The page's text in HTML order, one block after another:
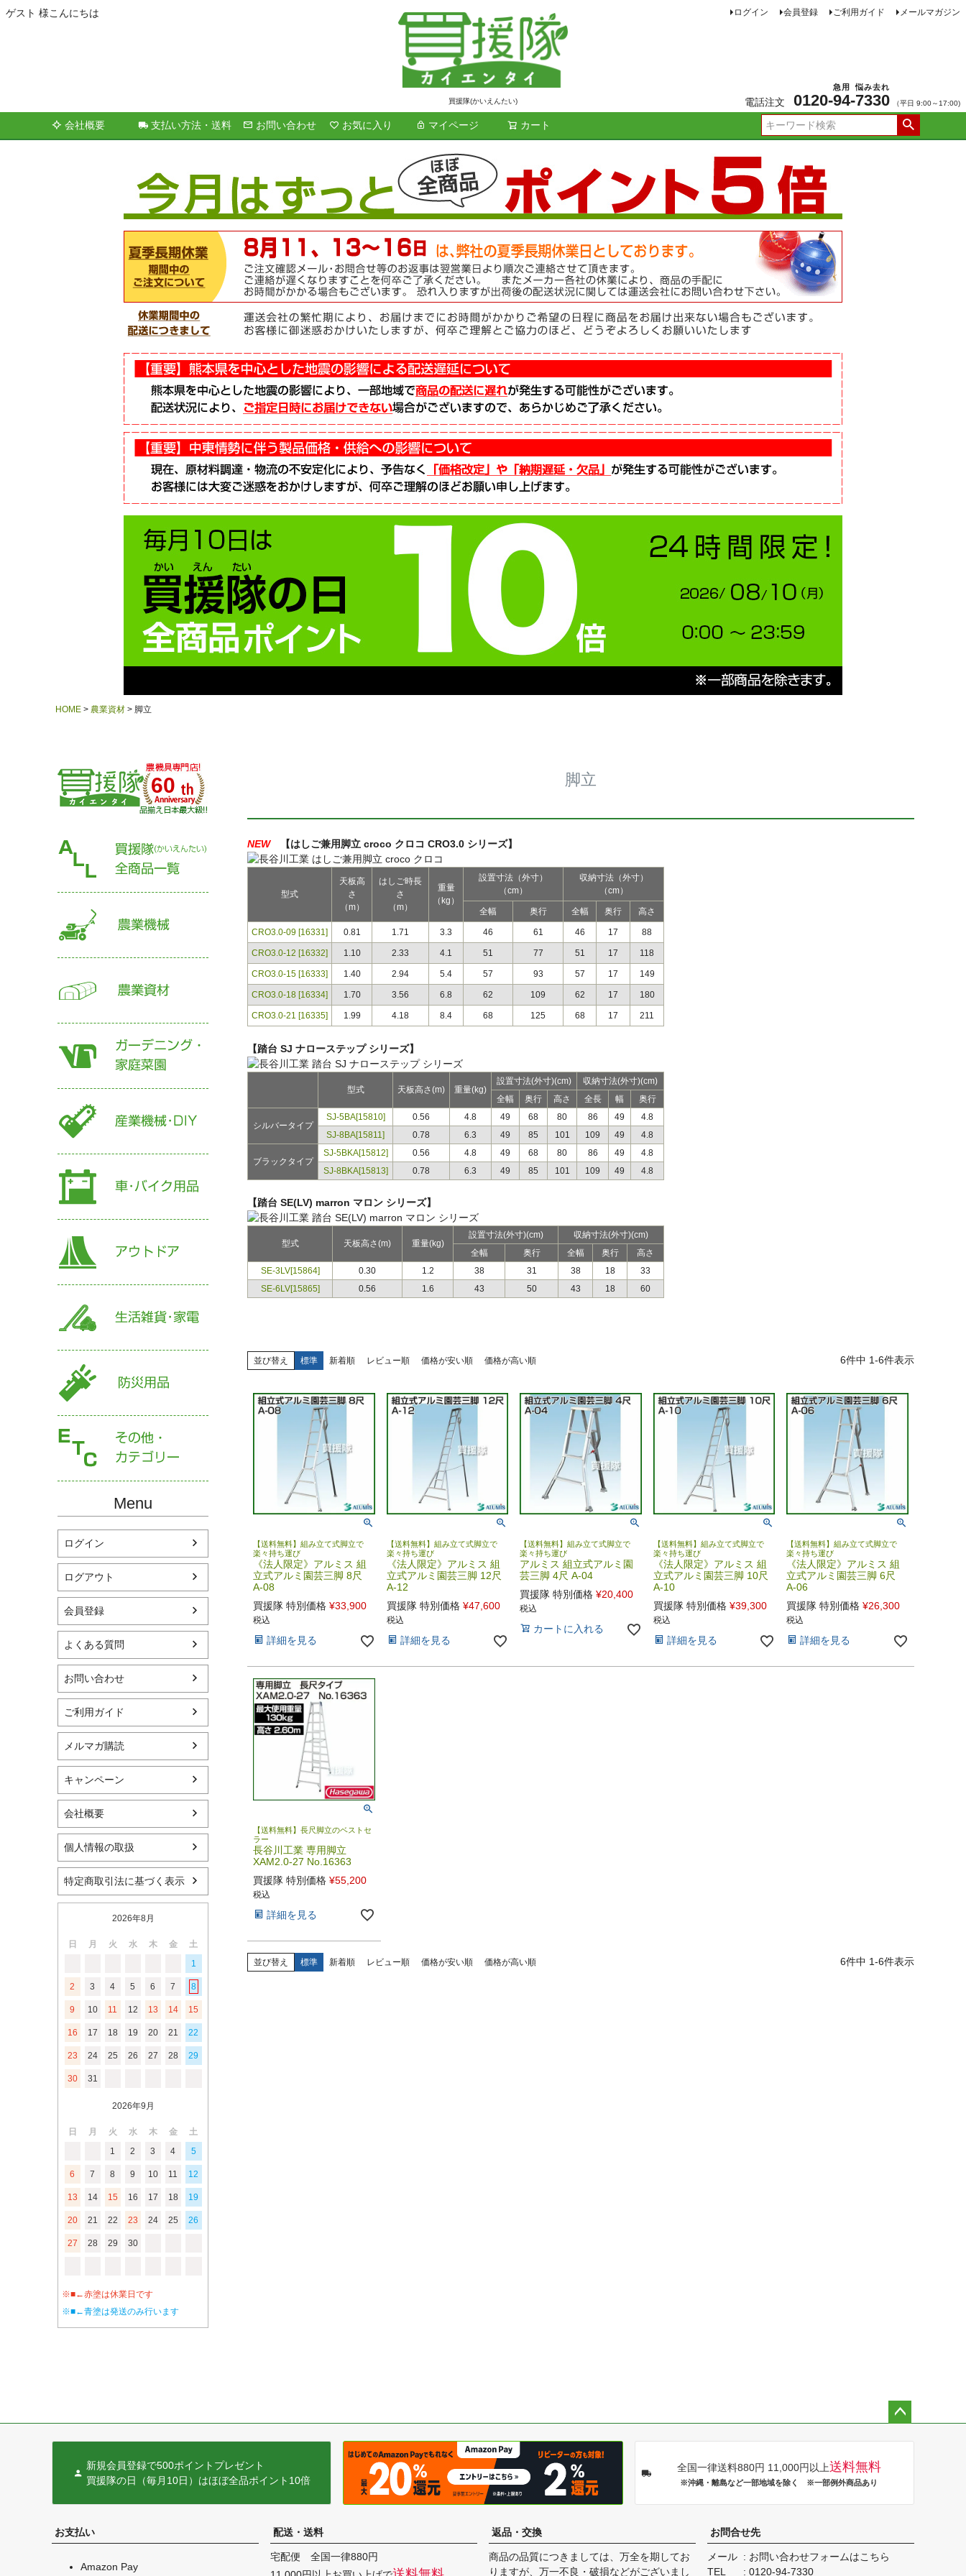
ゲスト 様こんにちは
買援隊(かいえんたい)
ログイン 会員登録 ご利用ガイド メールマガジン
電話注文 0120-94
急用
-7330
悩み去れ
（平日 9:00～17:00)
会社概要 支払い方法・送料 お問い合わせ お気に入り マイページ カート
検索
HOME 農業資材 脚立
60
Menu
ログイン
ログアウト
会員登録
よくある質問
お問い合わせ
ご利用ガイド
メルマガ購読
キャンペーン
会社概要
個人情報の取扱
特定商取引法に基づく表示
2026年8月
日 月 火 水 木 金
土
1
2 3 4 5 6 7 8
9 10 11 12 13 14 15
16 17 18 19 20 21 22
23 24 25 26 27 28 29
30 31
2026年9月
日 月 火 水 木 金
土
1
2 3 4 5
6 7 8 9 10 11 12
13 14 15 16 17 18 19
20 21 22 23 24 25 26
27 28 29 30
※■←赤塗は休業日です
※■←青塗は発送のみ行います
脚立
NEW 【はしご兼用脚立 croco クロコ CRO3.0 シリーズ】
型式
天板高
さ
（m）
はしご時長
さ
（m）
重量
（kg）
設置寸法（外寸）
（cm）
収納寸法（外寸）
（cm）
全幅 奥行 全幅 奥行 高さ
CRO3.0-09 [16331] 0.81 1.71 3.3 46 61 46 17 88
CRO3.0-12 [16332] 1.10 2.33 4.1 51 77 51 17 118
CRO3.0-15 [16333] 1.40 2.94 5.4 57 93 57 17 149
CRO3.0-18 [16334] 1.70 3.56 6.8 62 109 62 17 180
CRO3.0-21 [16335] 1.99 4.18 8.4 68 125 68 17 211
【踏台 SJ ナローステップ シリーズ】
型式 天板高さ(m) 重量(kg)
設置寸法(外寸)(cm)
収納寸法(外寸)(cm)
全幅
奥行 高さ 全長 幅 奥行
シルバータイプ
SJ-5BA[15810] 0.56 4.8 49 68 80 86 49
4.8
SJ-8BA[15811]
0.78 6.3 49 85 101 109 49 4.8
ブラックタイプ
SJ-5BKA[15812] 0.56 4.8 49 68 80 86 49
4.8
SJ-8BKA[15813]
0.78 6.3 49 85 101 109 49 4.8
【踏台 SE(LV) marron マロン シリーズ】
型式 天板高さ(m) 重量(kg)
設置寸法(外寸)(cm)
収納寸法(外寸)(cm)
全幅
奥行 全幅 奥行
高さ
SE-3LV[15864]
0.30 1.2 38 31 38 18
33
SE-6LV[15865]
0.56 1.6 43 50 43 18 60
並び替え 標準 新着順 レビュー順 価格が安い順 価格が高い順 6件中 1-6件表示
【送料無料】組み立て式脚立で
楽々持ち運び
《法人限定》アルミス 組
立式アルミ園芸三脚 8尺
A-08
買援隊 特別価格 ¥33,900
税込
詳細を見る
【送料無料】組み立て式脚立で
楽々持ち運び
《法人限定》アルミス 組
立式アルミ園芸三脚 12尺
A-12
買援隊 特別価格 ¥47,600
税込
詳細を見る
【送料無料】組み立て式脚立で
楽々持ち運び
アルミス 組立式アルミ園
芸三脚 4尺 A-04
買援隊 特別価格 ¥20,400
税込
カートに入れる
【送料無料】組み立て式脚立で
楽々持ち運び
《法人限定》アルミス 組
立式アルミ園芸三脚 10尺
A-10
買援隊 特別価格 ¥39,300
税込
詳細を見る
【送料無料】組み立て式脚立で
楽々持ち運び
《法人限定》アルミス 組
立式アルミ園芸三脚 6尺
A-06
買援隊 特別価格 ¥26,300
税込
詳細を見る
【送料無料】長尺脚立のベストセ
ラー
長谷川工業 専用脚立
XAM2.0-27 No.16363
買援隊 特別価格 ¥55,200
税込
詳細を見る
並び替え 標準 新着順 レビュー順 価格が安い順 価格が高い順 6件中 1-6件表示
新規会員登録で500ポイントプレゼント
買援隊の日（毎月10日）はほぼ全品ポイント10倍
全国一律送料880円 11,000円以上送料無料
※沖縄・離島など一部地域を除く ※一部例外商品あり
お支払い
Amazon Pay
配送・送料
宅配便 全国一律880円
返品・交換
商品の品質につきましては、万全を期してお
りますが、万一不良・破損などがございまし
お問合せ先
メール
お問い合わせフォームはこちら
TEL
0120-94-7330